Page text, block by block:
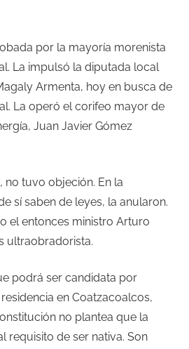
por la mayoría morenista
La impulsó la diputada local
Armenta, hoy en busca de
La operó el corifeo mayor de
Juan Javier Gómez
no tuvo objeción. En la
sí saben de leyes, la anularon.
el entonces ministro Arturo
ultraobradorista.
podrá ser candidata por
en Coatzacoalcos,
no plantea que la
requisito de ser nativa. Son